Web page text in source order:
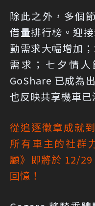
除此之外，多個
借量排行榜。迎
動需求大幅增加
需求；七夕情
GoShare 已成為
也反映共享機車已
從追逐徽章成就
所有車主的社群
顧》即將於 12/
回憶！